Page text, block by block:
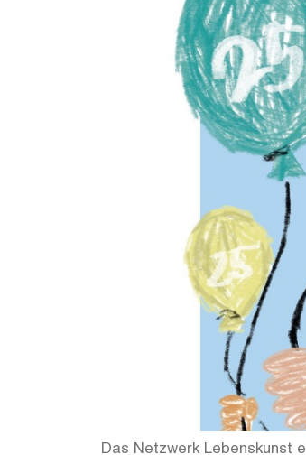
Das Netzwerk Lebenskunst